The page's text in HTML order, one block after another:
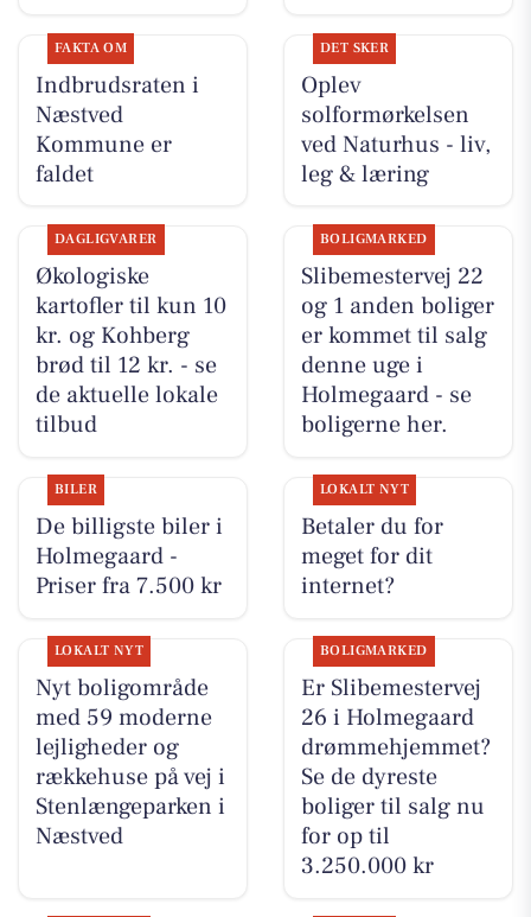
FAKTA OM
Indbrudsraten i
Næstved
Kommune er
faldet
DET SKER
Oplev
solformørkelsen
ved Naturhus - liv,
leg & læring
DAGLIGVARER
Økologiske
kartofler til kun 10
kr. og Kohberg
brød til 12 kr. - se
de aktuelle lokale
tilbud
BOLIGMARKED
Slibemestervej 22
og 1 anden boliger
er kommet til salg
denne uge i
Holmegaard - se
boligerne her.
BILER
De billigste biler i
Holmegaard -
Priser fra 7.500 kr
LOKALT NYT
Betaler du for
meget for dit
internet?
LOKALT NYT
Nyt boligområde
med 59 moderne
lejligheder og
rækkehuse på vej i
Stenlængeparken i
Næstved
BOLIGMARKED
Er Slibemestervej
26 i Holmegaard
drømmehjemmet?
Se de dyreste
boliger til salg nu
for op til
3.250.000 kr